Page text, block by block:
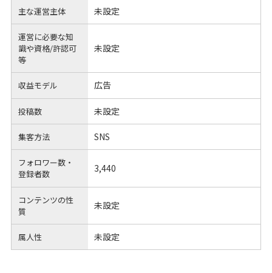
主な運営主体 未設定
運営に必要な知
識や資格/許認可
等
未設定
収益モデル 広告
投稿数 未設定
集客方法 SNS
フォロワー数・
登録者数
3,440
コンテンツの性
質
未設定
属人性 未設定